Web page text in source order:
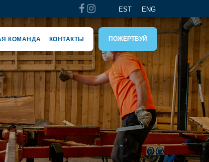
EST ENG
КОМАНДА КОНТАКТЫ ПОЖЕРТВУЙ